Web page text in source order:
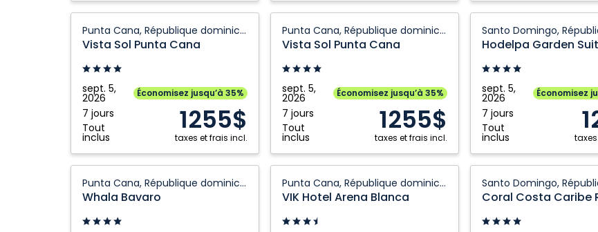
Punta Cana, République dominicaine
Vista Sol Punta Cana
sept. 5,
2026
7 jours
Tout
inclus
Économisez jusqu’à 35%
1255$
taxes et frais incl.
Sol
Punta
Cana:
Punta
Cana,
République
dominicaine
Punta Cana, République dominicaine
Vista Sol Punta Cana
sept. 5,
2026
7 jours
Tout
inclus
Économisez jusqu’à 35%
1255$
taxes et frais incl.
Sol
Punta
Cana:
Punta
Cana,
République
dominicaine
sept. 5,
2026
7 jours
Tout
inclus
Économisez
Garden
Suites
Golf
and
Convention
Center:
Santo
Domingo,
République
dominicaine
Punta Cana, République dominicaine
Whala Bavaro
Bavaro:
Punta
Cana,
Punta Cana, République dominicaine
VIK Hotel Arena Blanca
Hotel
Arena
Blanca:
Coral Costa Caribe
Costa
Caribe
Resort: